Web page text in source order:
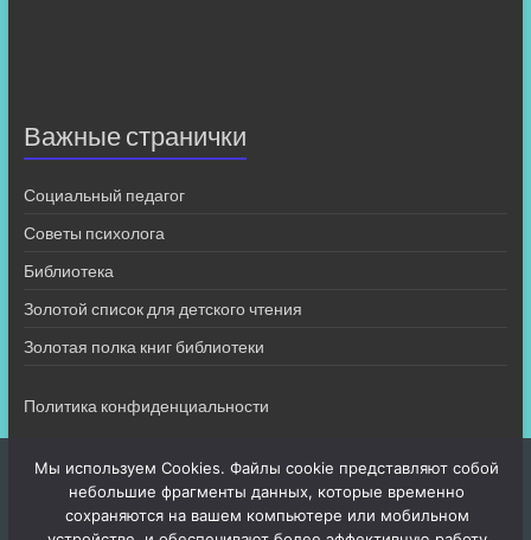
Важные странички
Социальный педагог
Советы психолога
Библиотека
Золотой список для детского чтения
Золотая полка книг библиотеки
Политика конфиденциальности
Мы используем Cookies. Файлы cookie представляют собой
небольшие фрагменты данных, которые временно
сохраняются на вашем компьютере или мобильном